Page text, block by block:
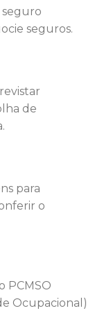
seguro
seguros.
de
para
o
PCMSO
Ocupacional)